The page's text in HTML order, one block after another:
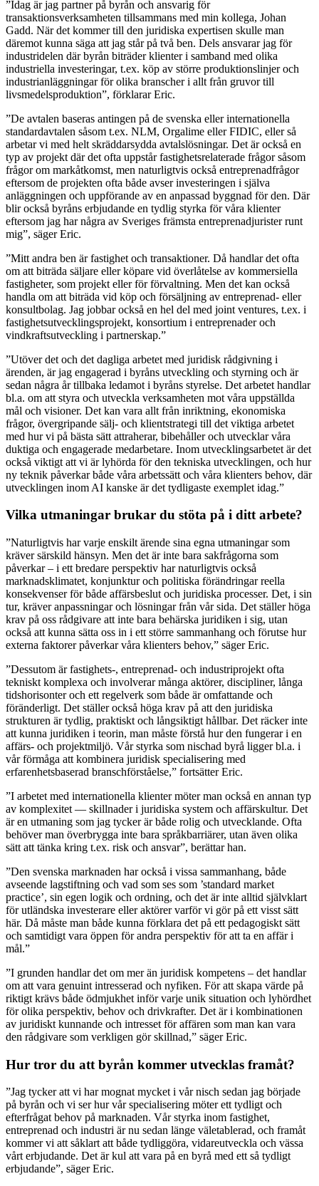
”Idag är jag partner på byrån och ansvarig för
transaktionsverksamheten tillsammans med min kollega, Johan
Gadd. När det kommer till den juridiska expertisen skulle man
däremot kunna säga att jag står på två ben. Dels ansvarar jag för
industridelen där byrån biträder klienter i samband med olika
industriella investeringar, t.ex. köp av större produktionslinjer och
industrianläggningar för olika branscher i allt från gruvor till
livsmedelsproduktion”, förklarar Eric.
”De avtalen baseras antingen på de svenska eller internationella
standardavtalen såsom t.ex. NLM, Orgalime eller FIDIC, eller så
arbetar vi med helt skräddarsydda avtalslösningar. Det är också en
typ av projekt där det ofta uppstår fastighetsrelaterade frågor såsom
frågor om markåtkomst, men naturligtvis också entreprenadfrågor
eftersom de projekten ofta både avser investeringen i själva
anläggningen och uppförande av en anpassad byggnad för den. Där
blir också byråns erbjudande en tydlig styrka för våra klienter
eftersom jag har några av Sveriges främsta entreprenadjurister runt
mig”, säger Eric.
”Mitt andra ben är fastighet och transaktioner. Då handlar det ofta
om att biträda säljare eller köpare vid överlåtelse av kommersiella
fastigheter, som projekt eller för förvaltning. Men det kan också
handla om att biträda vid köp och försäljning av entreprenad- eller
konsultbolag. Jag jobbar också en hel del med joint ventures, t.ex. i
fastighetsutvecklingsprojekt, konsortium i entreprenader och
vindkraftsutveckling i partnerskap.”
”Utöver det och det dagliga arbetet med juridisk rådgivning i
ärenden, är jag engagerad i byråns utveckling och styrning och är
sedan några år tillbaka ledamot i byråns styrelse. Det arbetet handlar
bl.a. om att styra och utveckla verksamheten mot våra uppställda
mål och visioner. Det kan vara allt från inriktning, ekonomiska
frågor, övergripande sälj- och klientstrategi till det viktiga arbetet
med hur vi på bästa sätt attraherar, bibehåller och utvecklar våra
duktiga och engagerade medarbetare. Inom utvecklingsarbetet är det
också viktigt att vi är lyhörda för den tekniska utvecklingen, och hur
ny teknik påverkar både våra arbetssätt och våra klienters behov, där
utvecklingen inom AI kanske är det tydligaste exemplet idag.”
Vilka utmaningar brukar du stöta på i ditt arbete?
”Naturligtvis har varje enskilt ärende sina egna utmaningar som
kräver särskild hänsyn. Men det är inte bara sakfrågorna som
påverkar – i ett bredare perspektiv har naturligtvis också
marknadsklimatet, konjunktur och politiska förändringar reella
konsekvenser för både affärsbeslut och juridiska processer. Det, i sin
tur, kräver anpassningar och lösningar från vår sida. Det ställer höga
krav på oss rådgivare att inte bara behärska juridiken i sig, utan
också att kunna sätta oss in i ett större sammanhang och förutse hur
externa faktorer påverkar våra klienters behov,” säger Eric.
”Dessutom är fastighets-, entreprenad- och industriprojekt ofta
tekniskt komplexa och involverar många aktörer, discipliner, långa
tidshorisonter och ett regelverk som både är omfattande och
föränderligt. Det ställer också höga krav på att den juridiska
strukturen är tydlig, praktiskt och långsiktigt hållbar. Det räcker inte
att kunna juridiken i teorin, man måste förstå hur den fungerar i en
affärs- och projektmiljö. Vår styrka som nischad byrå ligger bl.a. i
vår förmåga att kombinera juridisk specialisering med
erfarenhetsbaserad branschförståelse,” fortsätter Eric.
”I arbetet med internationella klienter möter man också en annan typ
av komplexitet — skillnader i juridiska system och affärskultur. Det
är en utmaning som jag tycker är både rolig och utvecklande. Ofta
behöver man överbrygga inte bara språkbarriärer, utan även olika
sätt att tänka kring t.ex. risk och ansvar”, berättar han.
”Den svenska marknaden har också i vissa sammanhang, både
avseende lagstiftning och vad som ses som ’standard market
practice’, sin egen logik och ordning, och det är inte alltid självklart
för utländska investerare eller aktörer varför vi gör på ett visst sätt
här. Då måste man både kunna förklara det på ett pedagogiskt sätt
och samtidigt vara öppen för andra perspektiv för att ta en affär i
mål.”
”I grunden handlar det om mer än juridisk kompetens – det handlar
om att vara genuint intresserad och nyfiken. För att skapa värde på
riktigt krävs både ödmjukhet inför varje unik situation och lyhördhet
för olika perspektiv, behov och drivkrafter. Det är i kombinationen
av juridiskt kunnande och intresset för affären som man kan vara
den rådgivare som verkligen gör skillnad,” säger Eric.
Hur tror du att byrån kommer utvecklas framåt?
”Jag tycker att vi har mognat mycket i vår nisch sedan jag började
på byrån och vi ser hur vår specialisering möter ett tydligt och
efterfrågat behov på marknaden. Vår styrka inom fastighet,
entreprenad och industri är nu sedan länge väletablerad, och framåt
kommer vi att såklart att både tydliggöra, vidareutveckla och vässa
vårt erbjudande. Det är kul att vara på en byrå med ett så tydligt
erbjudande”, säger Eric.